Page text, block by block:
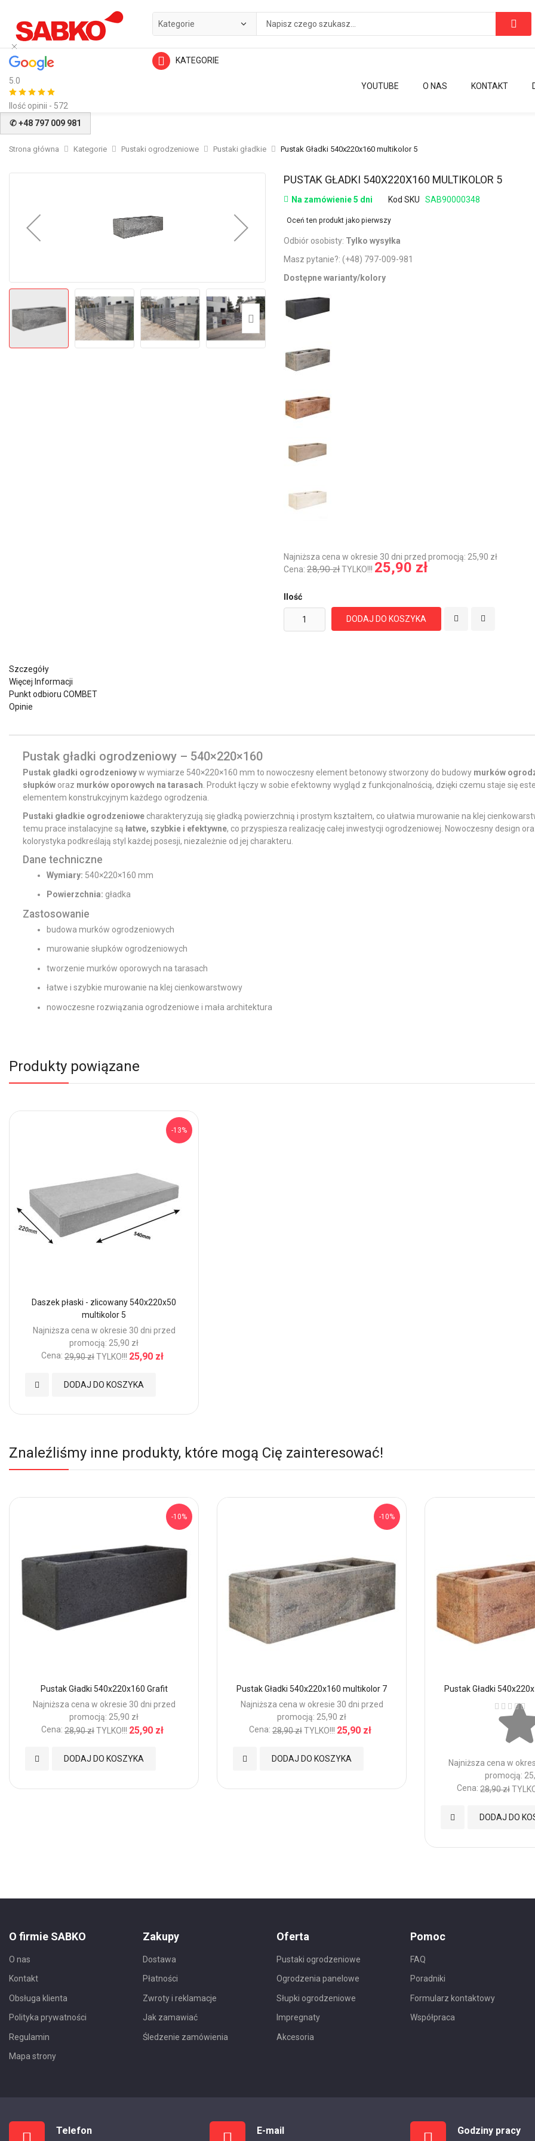
5.0
Ilość opinii - 572
KATEGORIE
KONTAKT
O NAS
YOUTUBE
✆ +48 797 009 981
Strona główna Kategorie Pustaki ogrodzeniowe Pustaki gładkie Pustak Gładki 540x220x160 multikolor 5
Przejdź
początek
PUSTAK GŁADKI 540X220X160 MULTIKOLOR 5
Na zamówienie 5 dni Kod SKU SAB90000348
Oceń ten produkt jako pierwszy
Odbiór osobisty: Tylko wysyłka
Masz pytanie?: (+48) 797-009-981
Dostępne warianty/kolory
Najniższa cena w okresie 30 dni przed promocją: 25,90 zł
Cena: 28,90 złTYLKO!!! 25,90 zł
Ilość
DODAJ DO KOSZYKA
Szczegóły
Więcej Informacji
Punkt odbioru COMBET
Opinie
Pustak gładki ogrodzeniowy – 540×220×160
Pustak gładki ogrodzeniowyw wymiarze 540×220×160 mm to nowoczesny element betonowy stworzony do budowy murków
słupków oraz murków oporowych na tarasach . Produkt łączy w sobie efektowny wygląd z funkcjonalnością, dzięki czemu staje się
elementem konstrukcyjnym każdego ogrodzenia.
Pustaki gładkie ogrodzeniowe charakteryzują się gładką powierzchnią i prostym kształtem, co ułatwia murowanie na klej
temu prace instalacyjne są łatwe, szybkie i efektywne, co przyspiesza realizację całej inwestycji ogrodzeniowej. Nowoczesny design
kolorystyka podkreślają styl każdej posesji, niezależnie od jej charakteru.
Dane techniczne
Wymiary: 540×220×160 mm
Powierzchnia: gładka
Zastosowanie
budowa murków ogrodzeniowych
murowanie słupków ogrodzeniowych
tworzenie murków oporowych na tarasach
łatwe i szybkie murowanie na klej cienkowarstwowy
nowoczesne rozwiązania ogrodzeniowe i mała architektura
Produkty powiązane
-13%
Daszek płaski - zlicowany 540x220x50
multikolor 5
Najniższa cena w okresie 30 dni przed
promocją: 25,90 zł
Cena: 29,90 złTYLKO!!! 25,90 zł
DODAJ DO KOSZYKA
Dodaj
Znaleźliśmy inne produkty, które mogą Cię zainteresować!
-10%
Pustak Gładki 540x220x160 Grafit
Najniższa cena w okresie 30 dni przed
promocją: 25,90 zł
Cena: 28,90 złTYLKO!!! 25,90 zł
DODAJ DO KOSZYKA
Dodaj
-10%
Pustak Gładki 540x220x160 multikolor 7
Najniższa cena w okresie 30 dni przed
promocją: 25,90 zł
Cena: 28,90 złTYLKO!!! 25,90 zł
DODAJ DO KOSZYKA
Dodaj
Pustak Gładki
Ocena:
Najniższa cena w
promocją:
Cena: 28,90 zł
DODAJ DO
Dodaj
O firmie SABKO
O nas
Kontakt
Obsługa klienta
Polityka prywatności
Regulamin
Mapa strony
Zakupy
Dostawa
Płatności
Zwroty i reklamacje
Jak zamawiać
Śledzenie zamówienia
Oferta
Pustaki ogrodzeniowe
Ogrodzenia panelowe
Słupki ogrodzeniowe
Impregnaty
Akcesoria
Pomoc
FAQ
Poradniki
Formularz kontaktowy
Współpraca
Telefon E-mail Godziny pracy